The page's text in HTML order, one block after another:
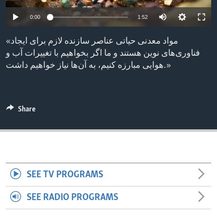
ENVIRONMENT AND HEALTH
IDEALS AND INSTITUTIONS
0:00 1:52
«مواد معدنی حیاتی عناصر سازنده لازم برای ایجاد
فناوری‌های نوین هستند و ما اگر بخواهیم با تغییرات آب و
هوایی مبارزه کنیم، به آن‌ها نیاز خواهیم داشت.»
Share
SEE TV PROGRAMS
SEE RADIO PROGRAMS